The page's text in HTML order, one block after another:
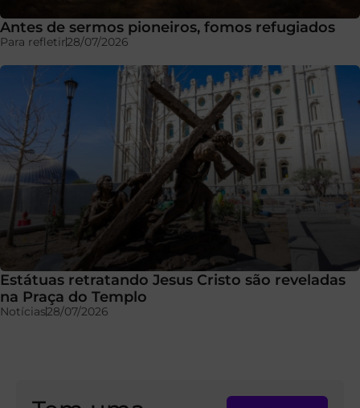
Antes de sermos pioneiros, fomos refugiados
Para refletir28/07/2026
Estátuas retratando Jesus Cristo são reveladas
na Praça do Templo
Notícias28/07/2026